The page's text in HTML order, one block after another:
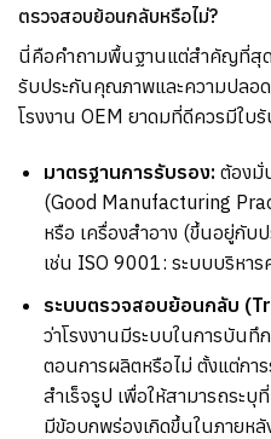
ตรวจสอบย้อนกลับหรือไม่?
นี่คือคำถามพื้นฐานแต่สำคัญที่สุด
รับประกันคุณภาพและความปลอ
โรงงาน OEM ยาดมที่ดีควรมีใบรั
มาตรฐานการรับรอง: ต้องมั่
(Good Manufacturing
หรือ เครื่องสำอาง (ขึ้นอยู่กับ
เช่น ISO 9001: ระบบบริหา
ระบบตรวจสอบย้อนกลับ
ว่าโรงงานมีระบบในการบัน
ตอนการผลิตหรือไม่ ตั้งแต่ก
สำเร็จรูป เพื่อให้สามารถระบุ
มีข้อบกพร่องเกิดขึ้นในภายหลั